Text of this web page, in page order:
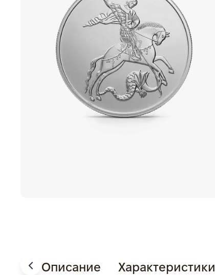
Описание Характеристики